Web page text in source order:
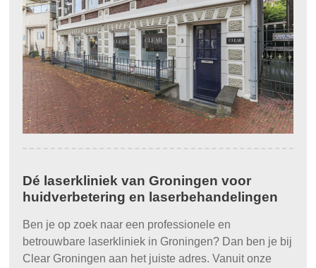
Dé laserkliniek van Groningen voor
huidverbetering en laserbehandelingen
Ben je op zoek naar een professionele en
betrouwbare laserkliniek in Groningen? Dan ben je bij
Clear Groningen aan het juiste adres. Vanuit onze